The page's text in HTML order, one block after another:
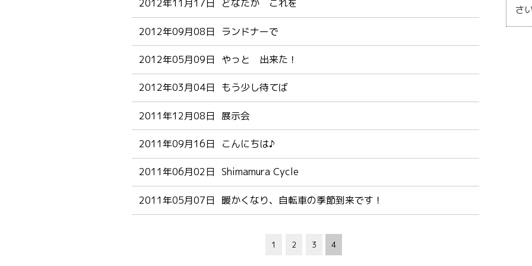
2012年11月17日 どなたか これを
2012年09月08日 ランドナーで
2012年05月09日 やっと 出来た！
2012年03月04日 もう少し待てば
2011年12月08日 展示会
2011年09月16日 こんにちは♪
2011年06月02日 Shimamura Cycle
2011年05月07日 暖かくなり、自転車の季節到来です！
1 2 3 4
さ